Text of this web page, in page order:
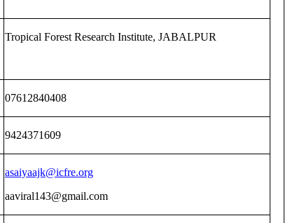
Tropical Forest Research Institute, JABALPUR
07612840408
9424371609
asaiyaajk@icfre.org
aaviral143@gmail.com